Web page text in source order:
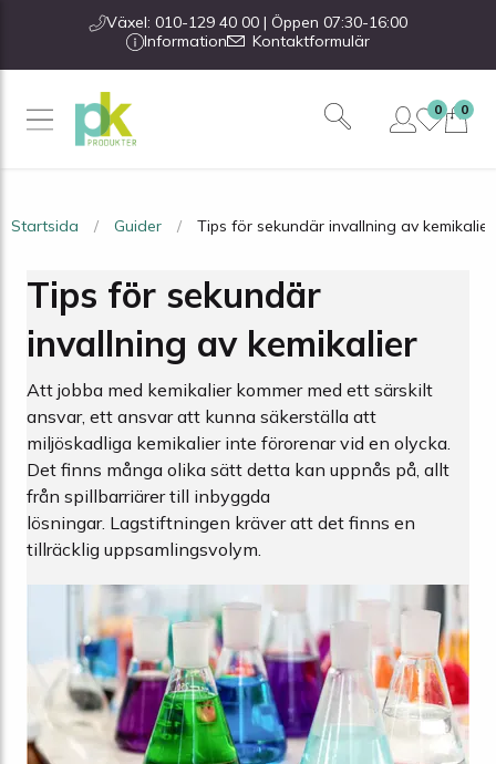
Växel: 010-129 40 00 | Öppen 07:30-16:00
Information
Kontaktformulär
0
0
Startsida Guider Tips för sekundär invallning av kemikalier
Tips för sekundär
invallning av kemikalier
Att jobba med kemikalier kommer med ett särskilt
ansvar, ett ansvar att kunna säkerställa att
miljöskadliga kemikalier inte förorenar vid en olycka.
Det finns många olika sätt detta kan uppnås på, allt
från spillbarriärer till inbyggda
lösningar. Lagstiftningen kräver att det finns en
tillräcklig uppsamlingsvolym.